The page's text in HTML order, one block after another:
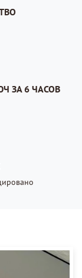
ЗА 6 ЧАСОВ